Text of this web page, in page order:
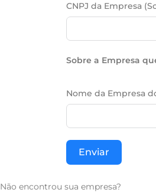
CNPJ da Empresa
Sobre a Empresa
Nome da Empresa
Enviar
Não encontrou sua empresa?